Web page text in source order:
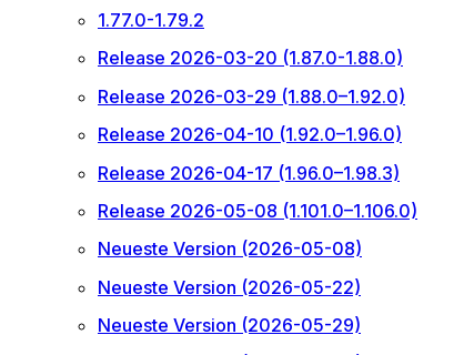
1.77.0-1.79.2
Release 2026-03-20 (1.87.0-1.88.0)
Release 2026-03-29 (1.88.0–1.92.0)
Release 2026-04-10 (1.92.0–1.96.0)
Release 2026-04-17 (1.96.0–1.98.3)
Release 2026-05-08 (1.101.0–1.106.0)
Neueste Version (2026-05-08)
Neueste Version (2026-05-22)
Neueste Version (2026-05-29)